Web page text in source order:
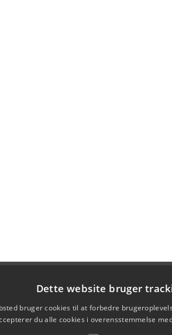
Dette website bruger
bruger cookies til at forbedre
du alle cookies i overensstemmelse